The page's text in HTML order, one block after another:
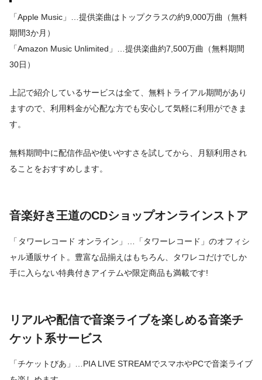
「Apple Music」…提供楽曲はトップクラスの約9,000万曲（無料
期間3か月）
「Amazon Music Unlimited」…提供楽曲約7,500万曲（無料期間
30日）
上記で紹介しているサービスは全て、無料トライアル期間があり
ますので、利用料金が心配な方でも安心して気軽に利用ができま
す。
無料期間中に配信作品や使いやすさを試してから、月額利用され
ることをおすすめします。
音楽好き王道のCDショップオンラインストア
「 タワーレコード オンライン」…「タワーレコード」のオフィシ
ャル通販サイト。豊富な品揃えはもちろん、タワレコだけでしか
手に入らない特典付きアイテムや限定商品も満載です!
リアルや配信で音楽ライブを楽しめる音楽チ
ケット系サービス
「チケットびあ」…PIA LIVE STREAMでスマホやPCで音楽ライブ